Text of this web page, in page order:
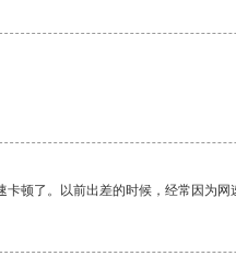
顿了。以前出差的时候，经常因为